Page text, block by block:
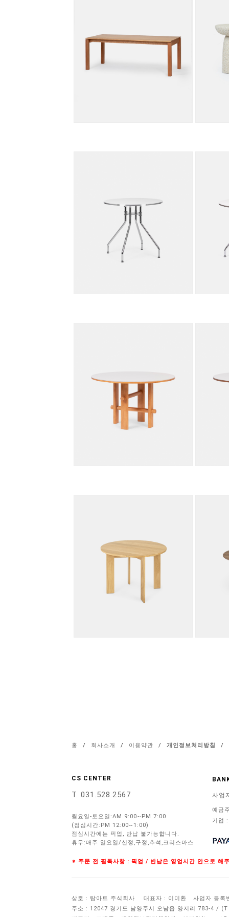
홈 / 회사소개 / 이용약관 / 개인정보처리방침 /
CS CENTER
T. 031.528.2567
월요일-토요일:AM 9:00~PM 7:00
(점심시간:PM 12:00~1:00)
점심시간에는 픽업, 반납 불가능합니다.
휴무:매주 일요일/신정,구정,추석,크리스마스
사업
예금
기업
※ 주문 전 필독사항 : 픽업 / 반납은 영업시간 안으로 해
상호 : 탑아트 주식회사 대표자 : 이미환
사업자 등록
주소 : 12047 경기도 남양주시 오남읍 양지리 783-4 /